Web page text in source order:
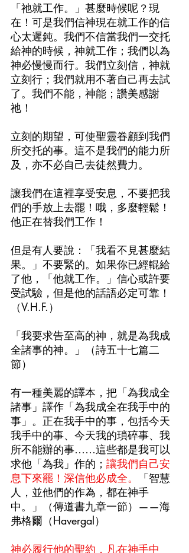
「祂就工作。」甚麼時候呢？現
在！可是我們信神現在就工作的信
心太遲鈍。我們不信當我們一交托
給神的時候，神就工作；我們以為
神必慢慢而行。我們立刻信，神就
立刻行；我們就用不著自己再去試
了。我們不能，神能；讚美感謝
祂！
立刻的期望，可使聖靈眷顧到我們
所交托的事。這不是我們的能力所
及，亦不必自己去徒然費力。
讓我們在這裡享受安息，不要把我
們的手放上去罷！哦，多麼輕鬆！
他正在替我們工作！
但是有人要說：「我看不見甚麼結
果。」不要緊的。如果你已經輥給
了他，「他就工作。」信心或許要
受試驗，但是他的話語必定可靠！
（V.H.F.）
「我要求告至高的神，就是為我成
全諸事的神。」（詩五十七篇二
節）
有一種美麗的譯本，把「為我成全
諸事」譯作「為我成全在我手中的
事」。正在我手中的事，包括今天
我手中的事、今天我的瑣碎事、我
所不能辦的事……這些都是我可以
求他「為我」作的； 讓我們自己安
息下來罷！深信他必成全。
「智慧
人，並他們的作為，都在神手
中。」（傳道書九章一節）——海
弗格爾（Havergal）
神必履行他的聖約，凡在神手中